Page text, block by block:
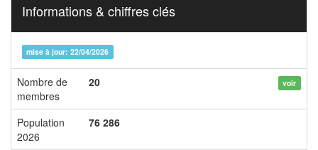
Informations & chiffres clés
mise à jour: 22/04/2026
Nombre de
membres
20 voir
Population
2026
76 286